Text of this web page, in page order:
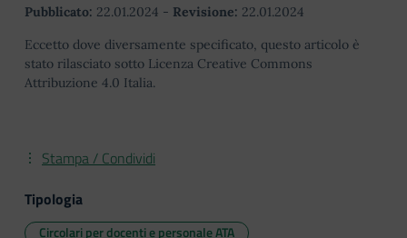
Pubblicato: 22.01.2024 - Revisione: 22.01.2024
Eccetto dove diversamente specificato, questo articolo è
stato rilasciato sotto Licenza Creative Commons
Attribuzione 4.0 Italia.
Stampa / Condividi
Tipologia
Circolari per docenti e personale ATA